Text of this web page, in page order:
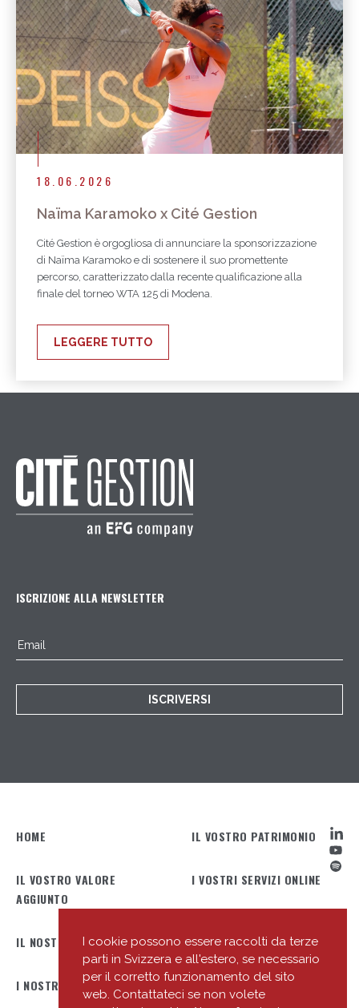
I cookie possono essere raccolti da terze
parti in Svizzera e all'estero, se necessario
per il corretto funzionamento del sito
web. Contattateci se non volete
18.06.2026
Naïma Karamoko x Cité Gestion
Cité Gestion è orgogliosa di annunciare la sponsorizzazione
di Naïma Karamoko e di sostenere il suo promettente
percorso, caratterizzato dalla recente qualificazione alla
finale del torneo WTA 125 di Modena.
LEGGERE TUTTO
ISCRIZIONE ALLA NEWSLETTER
ISCRIVERSI
HOME IL VOSTRO PATRIMONIO
IL VOSTRO VALORE
AGGIUNTO
I VOSTRI SERVIZI ONLINE
IL NOSTRO PROFILO IL NOSTRO TEAM
I NOSTRI UFFICI LE NOSTRE NOVITÀ